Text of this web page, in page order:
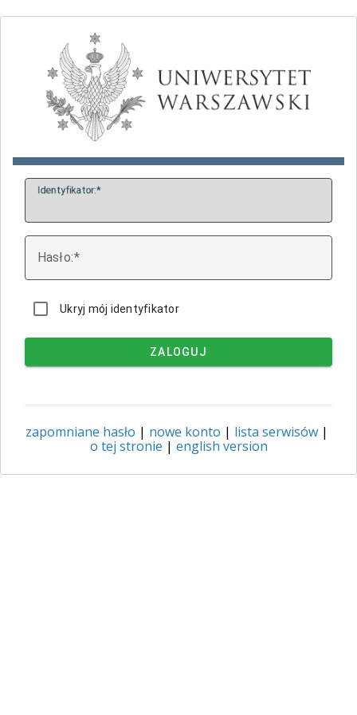
Identyfikator:
Hasło:
Ukryj mój identyfikator
ZALOGUJ
zapomniane hasło | nowe konto | lista serwisów |
o tej stronie | english version